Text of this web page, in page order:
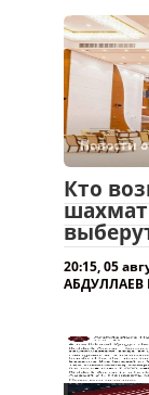
Новости
Кто
20:15, 05
АБДУЛЛАЕВ